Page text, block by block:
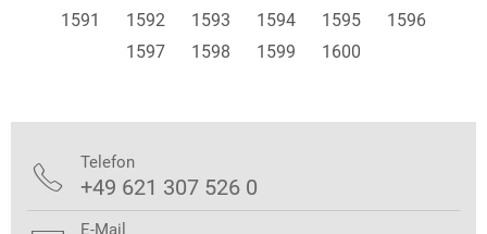
1591
1592 1593 1594 1595
1596
1597
1598 1599 1600
 Telefon
+49 621 307 526 0
E-Mail